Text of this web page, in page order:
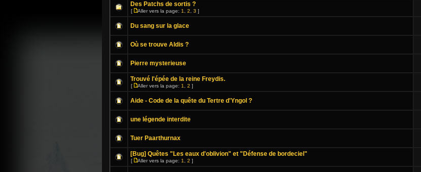
Des Patchs de sortis ?
[ Aller vers la page: 1 2 3 ]
Du sang sur la glace
Où se trouve Aldis ?
Pierre mysterieuse
Trouvé l'épée de la reine Freydis.
[ Aller vers la page: 1 2 ]
Aide - Code de la quête du Tertre d'Yngol ?
une légende interdite
Tuer Paarthurnax
[Bug] Quêtes "Les eaux d'oblivion" et "Défense de bordeciel"
[ Aller vers la page: 1 2 ]